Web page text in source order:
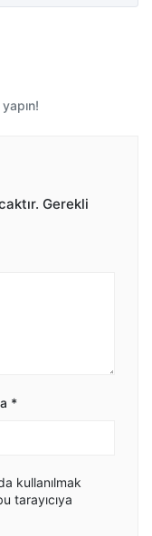
Gerekli
*
kullanılmak
tarayıcıya